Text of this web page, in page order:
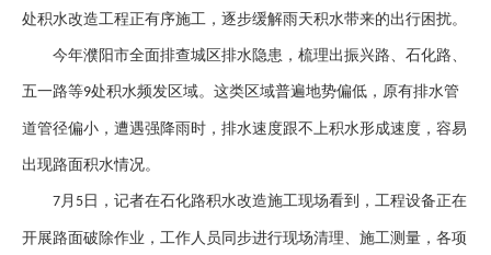
处积水改造工程正有序施工，逐步缓解雨天积水带来的出行困扰。
今年濮阳市全面排查城区排水隐患，梳理出振兴路、石化路、
五一路等9处积水频发区域。这类区域普遍地势偏低，原有排水管
道管径偏小，遭遇强降雨时，排水速度跟不上积水形成速度，容易
出现路面积水情况。
7月 5 日，记者在石化路积水改造施工现场看到，工程设备正在
开展路面破除作业，工作人员同步进行现场清理、施工测量，各项